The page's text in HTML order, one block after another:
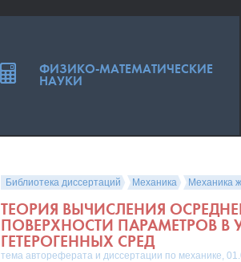
Библиотека диссертаций Механика Механика
ТЕОРИЯ ВЫЧИСЛЕНИЯ
ПОВЕРХНОСТИ ПАРАМЕТРОВ В
ГЕТЕРОГЕННЫХ СРЕД
тема автореферата и диссертации по механике,
ФИЗИКО-МАТЕМАТИЧЕСКИЕ
НАУКИ